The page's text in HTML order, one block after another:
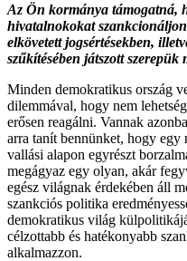
Az Ön kormánya támogatná,
hivatalnokokat
elkövetett jogsértésekben,
szűkítésében játszott
Minden demokratikus ország
dilemmával, hogy nem
erősen reagálni. Vannak
arra tanít bennünket, hogy egy
vallási alapon egyrészt
megágyaz egy olyan, akár
egész világnak érdekében áll
szankciós politika
demokratikus világ
célzottabb és hatékonyabb
alkalmazzon.